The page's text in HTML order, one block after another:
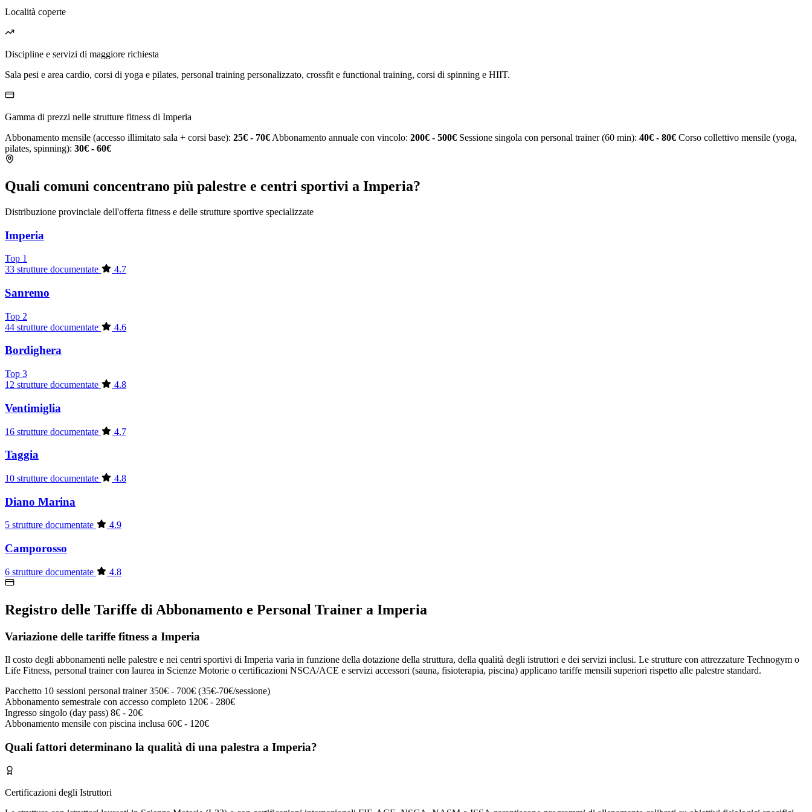
Località coperte
Discipline e servizi di maggiore richiesta
Sala pesi e area cardio, corsi di yoga e pilates, personal training personalizzato, crossfit e functional training, corsi di spinning e HIIT.
Gamma di prezzi nelle strutture fitness di Imperia
Abbonamento mensile (accesso illimitato sala + corsi base): 25€ - 70€ Abbonamento annuale con vincolo: 200€ - 500€ Sessione singola con personal trainer (60 min): 40€ - 80€ Corso collettivo mensile (yoga,
pilates, spinning): 30€ - 60€
Quali comuni concentrano più palestre e centri sportivi a Imperia?
Distribuzione provinciale dell'offerta fitness e delle strutture sportive specializzate
Imperia
Top 1
33 strutture documentate
4.7
Sanremo
Top 2
44 strutture documentate
4.6
Bordighera
Top 3
12 strutture documentate
4.8
Ventimiglia
16 strutture documentate 4.7
Taggia
10 strutture documentate 4.8
Diano Marina
5 strutture documentate 4.9
Camporosso
6 strutture documentate 4.8
Registro delle Tariffe di Abbonamento e Personal Trainer a Imperia
Variazione delle tariffe fitness a Imperia
Il costo degli abbonamenti nelle palestre e nei centri sportivi di Imperia varia in funzione della dotazione della struttura, della qualità degli istruttori e dei servizi inclusi. Le strutture con attrezzature Technogym o
Life Fitness, personal trainer con laurea in Scienze Motorie o certificazioni NSCA/ACE e servizi accessori (sauna, fisioterapia, piscina) applicano tariffe mensili superiori rispetto alle palestre standard.
Pacchetto 10 sessioni personal trainer 350€ - 700€ (35€-70€/sessione)
Abbonamento semestrale con accesso completo 120€ - 280€
Ingresso singolo (day pass) 8€ - 20€
Abbonamento mensile con piscina inclusa 60€ - 120€
Quali fattori determinano la qualità di una palestra a Imperia?
Certificazioni degli Istruttori